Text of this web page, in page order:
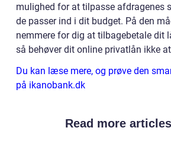
mulighed for at tilpasse afdragenes
de passer ind i dit budget. På den
nemmere for dig at tilbagebetale dit
så behøver dit online privatlån ikke
Du kan læse mere, og prøve den
på ikanobank.dk
Read more